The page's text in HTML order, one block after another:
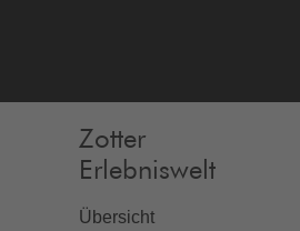
Zotter
Erlebniswelt
Übersicht